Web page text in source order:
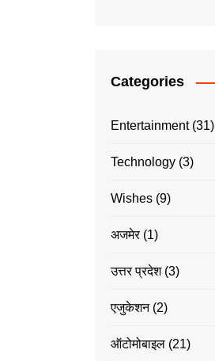
Categories
Entertainment(31)
Technology (3)
Wishes (9)
अजमेर(1)
उत्तर प्रदेश(3)
एजुकेशन(2)
ऑटोमोबाइल (21)